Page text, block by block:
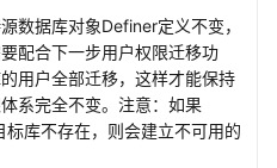
数据库对象Definer定义不变，
配合下一步用户权限迁移功
用户全部迁移，这样才能保持
系完全不变。注意：如果
标库不存在，则会建立不可用的